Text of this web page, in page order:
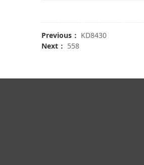
Previous： KD8430
Next： 558